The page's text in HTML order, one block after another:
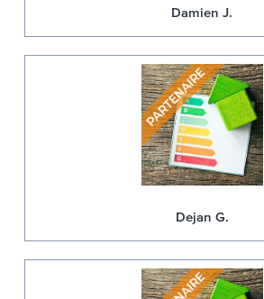
Damien J.
Dejan G.